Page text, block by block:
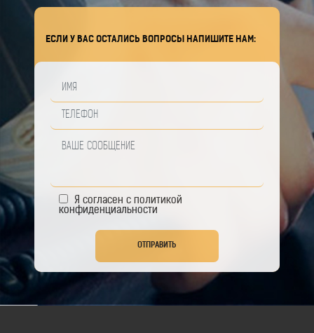
ЕСЛИ У ВАС ОСТАЛИСЬ ВОПРОСЫ НАПИШИТЕ НАМ:
Я согласен с политикой
конфиденциальности
ОТПРАВИТЬ